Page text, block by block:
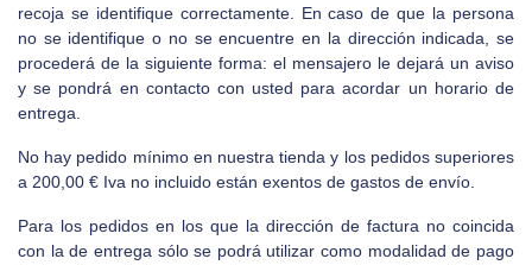
recoja se identifique correctamente. En caso de que la persona
no se identifique o no se encuentre en la dirección indicada, se
procederá de la siguiente forma: el mensajero le dejará un aviso
y se pondrá en contacto con usted para acordar un horario de
entrega.
No hay pedido mínimo en nuestra tienda y los pedidos superiores
a 200,00 € Iva no incluido están exentos de gastos de envío.
Para los pedidos en los que la dirección de factura no coincida
con la de entrega sólo se podrá utilizar como modalidad de pago